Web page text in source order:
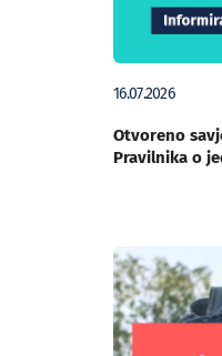
16.07.2026
Otvoreno
Pravilnika o